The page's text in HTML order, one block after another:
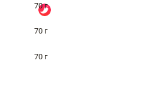
70 г
70 г
70 г